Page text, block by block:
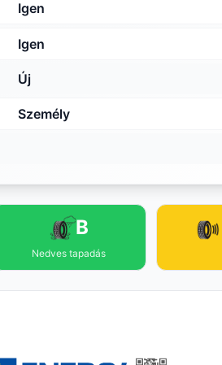
Igen
Igen
Új
Személy
B
Nedves tapadás